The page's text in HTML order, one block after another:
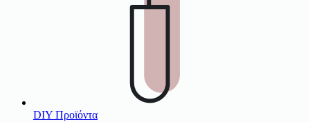
DIY Προϊόντα